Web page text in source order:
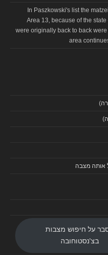
In Paszkowski's list the
Area 13, because of the
were originally back to back
area
)
)
אותה מצבה
על חיפוש מצבות
בצ'נסטוחובה